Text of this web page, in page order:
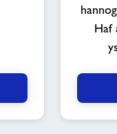
Haf